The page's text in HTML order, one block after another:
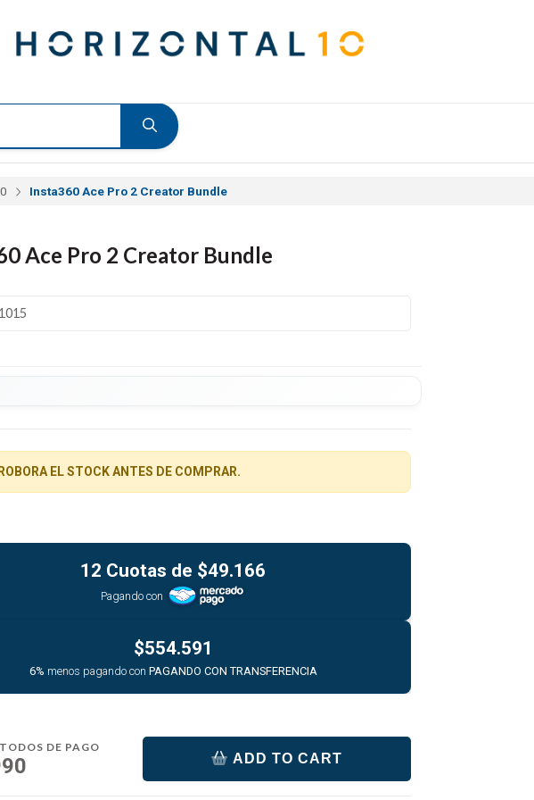
Insta360 Ace Pro 2 Creator Bundle
Ace Pro 2 Creator Bundle
EL STOCK ANTES DE COMPRAR.
12 Cuotas de $49.166
Pagando con
$554.591
6% menos pagando con PAGANDO CON TRANSFERENCIA
DE PAGO
ADD TO CART